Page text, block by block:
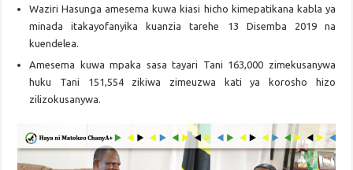
Waziri Hasunga amesema kuwa kiasi hicho kimepatikana kabla ya
minada itakayofanyika kuanzia tarehe 13 Disemba 2019 na
kuendelea.
Amesema kuwa mpaka sasa tayari Tani 163,000 zimekusanywa
huku Tani 151,554 zikiwa zimeuzwa kati ya korosho hizo
zilizokusanywa.